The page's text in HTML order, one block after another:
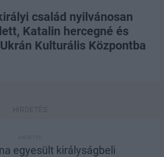
család nyilvánosan
Katalin hercegné és
Kulturális Központba
egyesült királyságbeli